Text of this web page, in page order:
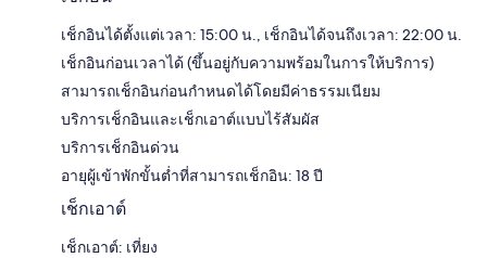
เช็กอินได้ตั้งแต่เวลา: 15:00 น., เช็กอินได้จนถึงเวลา: 22:00 น.
เช็กอินก่อนเวลาได้ (ขึ้นอยู่กับความพร้อมในการให้บริการ)
สามารถเช็กอินก่อนกำหนดได้โดยมีค่าธรรมเนียม
บริการเช็กอินและเช็กเอาต์แบบไร้สัมผัส
บริการเช็กอินด่วน
อายุผู้เข้าพักขั้นต่ำที่สามารถเช็กอิน: 18 ปี
เช็กเอาต์
เช็กเอาต์: เที่ยง